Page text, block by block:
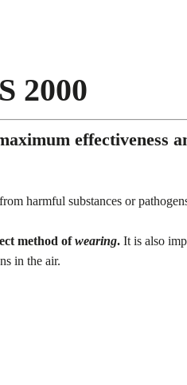
2000
effectiveness
harmful substances or
method ofwearing. It is also
in the air.